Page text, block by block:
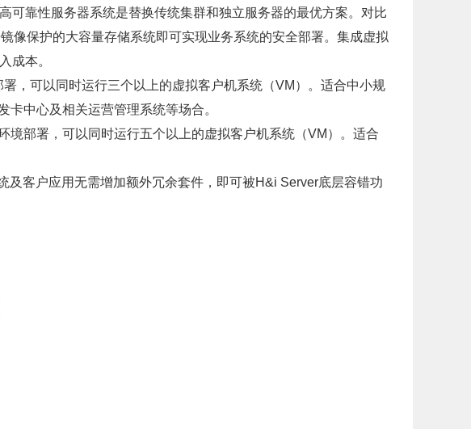
可靠性服务器系统是替换传统集群和独立服务器的最优方案。对比
像保护的大容量存储系统即可实现业务系统的安全部署。集成虚拟
成本。
，可以同时运行三个以上的虚拟客户机系统（VM）。适合中小规
中心及相关运营管理系统等场合。
部署，可以同时运行五个以上的虚拟客户机系统（VM）。适合
客户应用无需增加额外冗余套件，即可被H&i Server底层容错功